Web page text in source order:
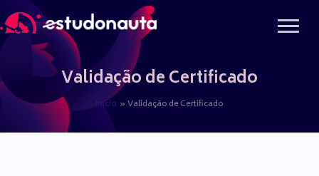
para
conteúdoValidação de Certificado
Início Validação de Certificado